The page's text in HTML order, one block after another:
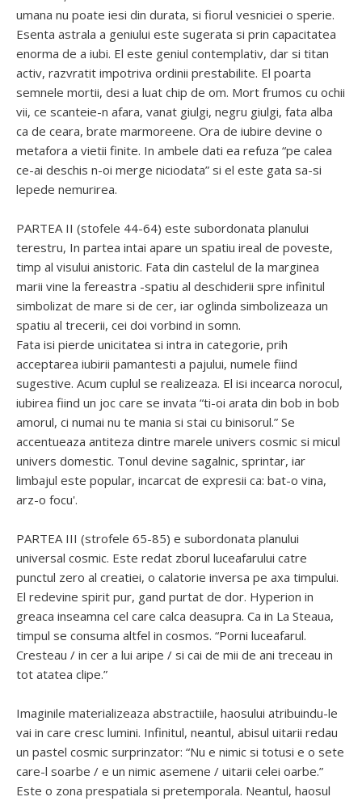
umana nu poate iesi din durata, si fiorul vesniciei o sperie.
Esenta astrala a geniului este sugerata si prin capacitatea
enorma de a iubi. El este geniul contemplativ, dar si titan
activ, razvratit impotriva ordinii prestabilite. El poarta
semnele mortii, desi a luat chip de om. Mort frumos cu ochii
vii, ce scanteie-n afara, vanat giulgi, negru giulgi, fata alba
ca de ceara, brate marmoreene. Ora de iubire devine o
metafora a vietii finite. In ambele dati ea refuza “pe calea
ce-ai deschis n-oi merge niciodata” si el este gata sa-si
lepede nemurirea.
PARTEA II (stofele 44-64) este subordonata planului
terestru, In partea intai apare un spatiu ireal de poveste,
timp al visului anistoric. Fata din castelul de la marginea
marii vine la fereastra -spatiu al deschiderii spre infinitul
simbolizat de mare si de cer, iar oglinda simbolizeaza un
spatiu al trecerii, cei doi vorbind in somn.
Fata isi pierde unicitatea si intra in categorie, prih
acceptarea iubirii pamantesti a pajului, numele fiind
sugestive. Acum cuplul se realizeaza. El isi incearca norocul,
iubirea fiind un joc care se invata “ti-oi arata din bob in bob
amorul, ci numai nu te mania si stai cu binisorul.” Se
accentueaza antiteza dintre marele univers cosmic si micul
univers domestic. Tonul devine sagalnic, sprintar, iar
limbajul este popular, incarcat de expresii ca: bat-o vina,
arz-o focu'.
PARTEA III (strofele 65-85) e subordonata planului
universal cosmic. Este redat zborul luceafarului catre
punctul zero al creatiei, o calatorie inversa pe axa timpului.
El redevine spirit pur, gand purtat de dor. Hyperion in
greaca inseamna cel care calca deasupra. Ca in La Steaua,
timpul se consuma altfel in cosmos. “Porni luceafarul.
Cresteau / in cer a lui aripe / si cai de mii de ani treceau in
tot atatea clipe.”
Imaginile materializeaza abstractiile, haosului atribuindu-le
vai in care cresc lumini. Infinitul, neantul, abisul uitarii redau
un pastel cosmic surprinzator: “Nu e nimic si totusi e o sete
care-l soarbe / e un nimic asemene / uitarii celei oarbe.”
Este o zona prespatiala si pretemporala. Neantul, haosul